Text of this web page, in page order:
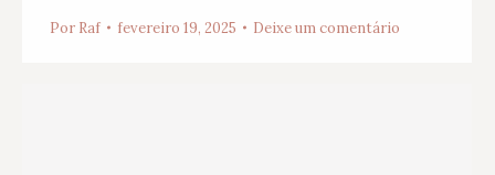
Por Raf fevereiro 19, 2025 Deixe um comentário